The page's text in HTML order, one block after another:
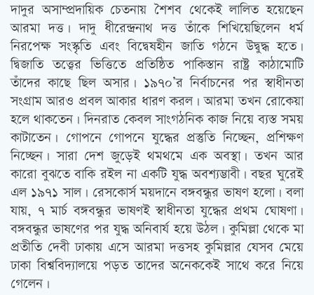
দাদুর অসাম্প্রদায়িক চেতনায় শৈশব থেকেই লালিত হয়েছেন
আরমা দত্ত। দাদু ধীরেন্দ্রনাথ দত্ত তাঁকে শিখিয়েছিলেন ধর্ম
নিরপেক্ষ সংস্কৃতি এবং বিদ্বেষহীন জাতি গঠনে উদ্বুদ্ধ হতে।
দ্বিজাতি তত্ত্বের ভিত্তিতে প্রতিষ্ঠিত পাকিস্তান রাষ্ট্র কাঠামোটি
তাঁদের কাছে ছিল অসার। ১৯৭০’র নির্বাচনের পর স্বাধীনতা
সংগ্রাম আরও প্রবল আকার ধারণ করল। আরমা তখন রোকেয়া
হলে থাকতেন। দিনরাত কেবল সাংগঠনিক কাজ নিয়ে ব্যস্ত সময়
কাটাতেন। গোপনে গোপনে যুদ্ধের প্রস্তুতি নিচ্ছেন, প্রশিক্ষণ
নিচ্ছেন। সারা দেশ জুড়েই থমথমে এক অবস্থা। তখন আর
কারো বুঝতে বাকি রইল না একটি যুদ্ধ অবশ্যম্ভাবী। বছর ঘুরেই
এল ১৯৭১ সাল। রেসকোর্স ময়দানে বঙ্গবন্ধুর ভাষণ হলো। বলা
যায়, ৭ মার্চ বঙ্গবন্ধুর ভাষণই স্বাধীনতা যুদ্ধের প্রথম ঘোষণা।
বঙ্গবন্ধুর ভাষণের পর যুদ্ধ অনিবার্য হয়ে উঠল। কুমিল্লা থেকে মা
প্রতীতি দেবী ঢাকায় এসে আরমা দত্তসহ কুমিল্লার যেসব মেয়ে
ঢাকা বিশ্ববিদ্যালয়ে পড়ত তাদের অনেককেই সাথে করে নিয়ে
গেলেন।